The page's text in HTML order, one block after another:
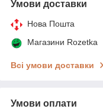
Умови доставки
Нова Пошта
Магазини Rozetka
Всі умови доставки
Умови оплати